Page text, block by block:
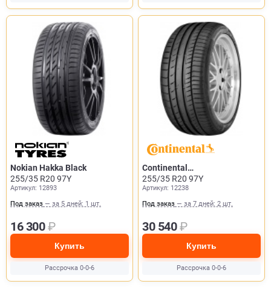
Nokian Hakka Black
255/35 R20 97Y
Артикул: 12893
Под заказ — за 5 дней: 1 шт.
16 300₽
Купить
Рассрочка 0-0-6
Continental
ContiSportContact 5P
255/35 R20 97Y
Артикул: 12238
Под заказ — за 7 дней: 2 шт.
30 540₽
Купить
Рассрочка 0-0-6